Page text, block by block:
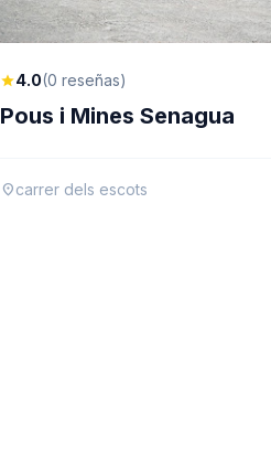
star4.0(0 reseñas)
Pous i Mines Senagua
location_oncarrer dels escots